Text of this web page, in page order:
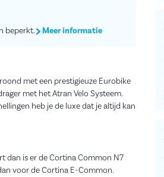
beperkt. Meer informatie
met een prestigieuze Eurobike
met het Atran Velo Systeem.
heb je de luxe dat je altijd kan
dan is er de Cortina Common N7
voor de Cortina E-Common.